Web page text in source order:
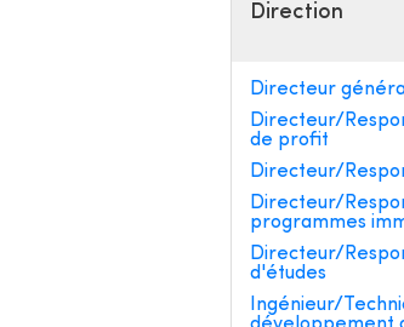
Direction
Directeur
Directeur/
de profit
Directeur/
Directeur/
programmes
Directeur/
d'études
Ingénieur/